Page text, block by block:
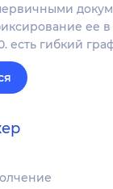
ее в
есть гибкий